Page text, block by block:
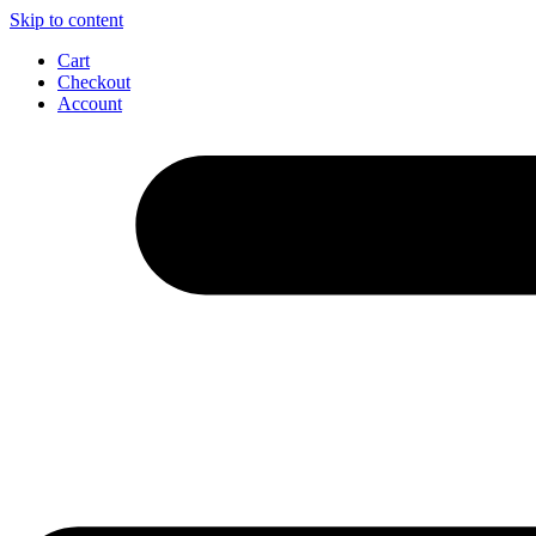
Skip to content
Cart
Checkout
Account